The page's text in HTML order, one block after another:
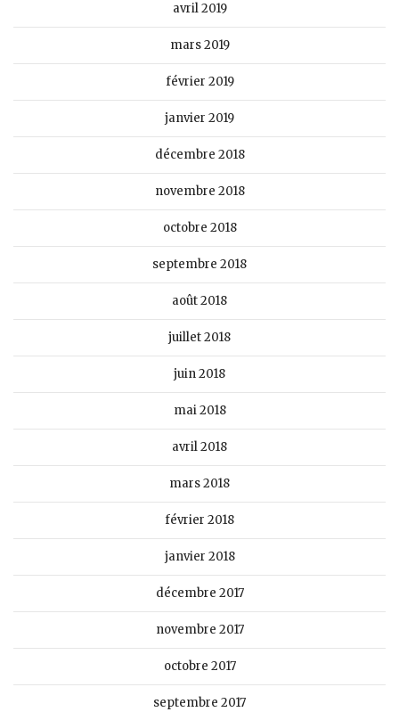
avril 2019
mars 2019
février 2019
janvier 2019
décembre 2018
novembre 2018
octobre 2018
septembre 2018
août 2018
juillet 2018
juin 2018
mai 2018
avril 2018
mars 2018
février 2018
janvier 2018
décembre 2017
novembre 2017
octobre 2017
septembre 2017